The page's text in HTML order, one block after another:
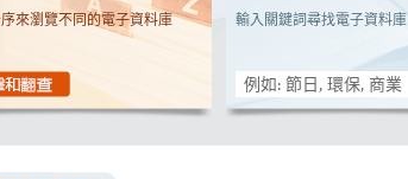
來瀏覽不同的電子資料庫 輸入關鍵詞尋找電子資料庫